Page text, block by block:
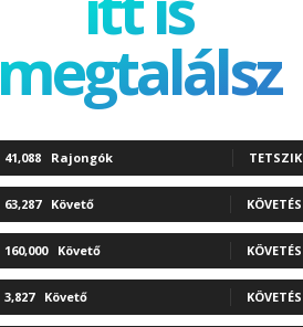
megtalálsz
41,088 Rajongók TETSZIK
63,287 Követő KÖVETÉS
160,000 Követő KÖVETÉS
3,827 Követő KÖVETÉS